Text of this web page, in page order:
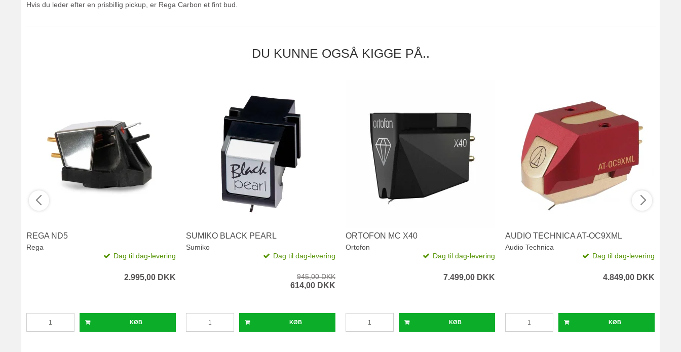
Hvis du leder efter en prisbillig pickup, er Rega Carbon et fint bud.
DU KUNNE OGSÅ KIGGE PÅ..
REGA ND5
Rega
Dag til dag-levering
2.995,00 DKK
KØB
SUMIKO BLACK PEARL
Sumiko
Dag til dag-levering
945,00 DKK
614,00 DKK
KØB
ORTOFON MC X40
Ortofon
Dag til dag-levering
7.499,00 DKK
KØB
AUDIO TECHNICA AT-OC9XML
Audio Technica
Dag til dag-levering
4.849,00 DKK
KØB